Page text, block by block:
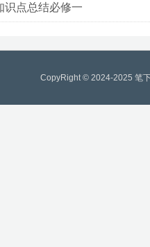
识点总结必修一
CopyRight © 2024-2025 笔